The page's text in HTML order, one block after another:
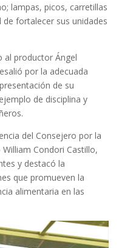
lampas, picos, carretillas
fortalecer sus unidades
al productor Ángel
por la adecuada
de su
de disciplina y
del Consejero por la
Condori Castillo,
y destacó la
que promueven la
alimentaria en las